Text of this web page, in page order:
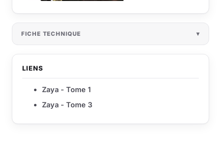
FICHE TECHNIQUE
LIENS
Zaya - Tome 1
Zaya - Tome 3